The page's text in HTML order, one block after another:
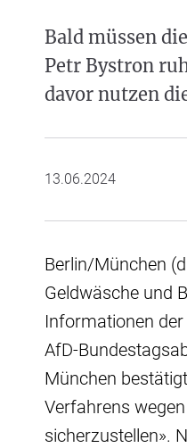
Bald müssen
Petr Bystron
davor nutzen
13.06.2024
Berlin/München
Geldwäsche und
Informationen
AfD-
München
Verfahrens
sicherzustellen».